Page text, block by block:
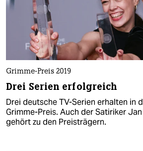
Grimme-Preis 2019
Drei Serien erfolgreich
Drei deutsche TV-Serien erhalten in
Grimme-Preis. Auch der Satiriker
gehört zu den Preisträgern.